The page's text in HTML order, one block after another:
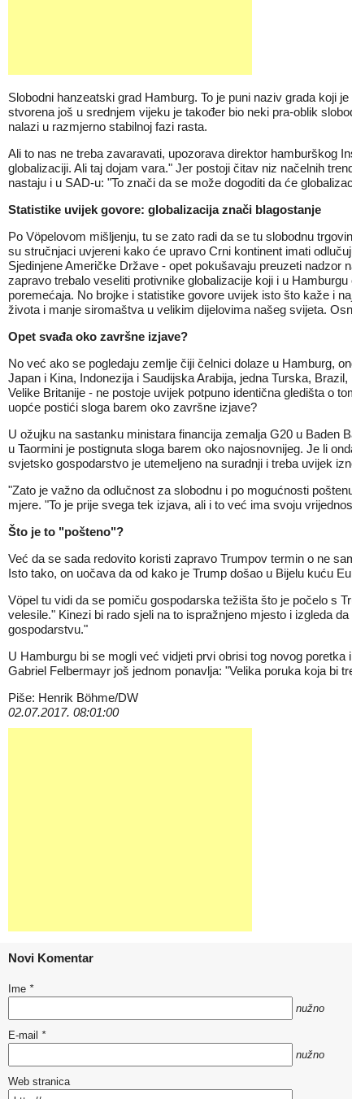
Slobodni hanzeatski grad Hamburg. To je puni naziv grada koji
stvorena još u srednjem vijeku je također bio neki pra-oblik
nalazi u razmjerno stabilnoj fazi rasta.
Ali to nas ne treba zavaravati, upozorava direktor hamburškog
globalizaciji. Ali taj dojam vara." Jer postoji čitav niz načelnih
nastaju i u SAD-u: "To znači da se može dogoditi da će
Statistike uvijek govore: globalizacija znači blagostanje
Po Vöpelovom mišljenju, tu se zato radi da se tu slobodnu
su stručnjaci uvjereni kako će upravo Crni kontinent imati
Sjedinjene Američke Države - opet pokušavaju preuzeti nadzor
zapravo trebalo veseliti protivnike globalizacije koji i u
poremećaja. No brojke i statistike govore uvijek isto što kaže i
života i manje siromaštva u velikim dijelovima našeg svijeta.
Opet svađa oko završne izjave?
No već ako se pogledaju zemlje čiji čelnici dolaze u Hamburg,
Japan i Kina, Indonezija i Saudijska Arabija, jedna Turska,
Velike Britanije - ne postoje uvijek potpuno identična gledišta o
uopće postići sloga barem oko završne izjave?
U ožujku na sastanku ministara financija zemalja G20 u Baden
u Taormini je postignuta sloga barem oko najosnovnijeg. Je li
svjetsko gospodarstvo je utemeljeno na suradnji i treba uvijek
"Zato je važno da odlučnost za slobodnu i po mogućnosti
mjere. "To je prije svega tek izjava, ali i to već ima svoju
Što je to "pošteno"?
Već da se sada redovito koristi zapravo Trumpov termin o ne
Isto tako, on uočava da od kako je Trump došao u Bijelu kuću
Vöpel tu vidi da se pomiču gospodarska težišta što je počelo s
velesile." Kinezi bi rado sjeli na to ispražnjeno mjesto i izgleda
gospodarstvu."
U Hamburgu bi se mogli već vidjeti prvi obrisi tog novog
Gabriel Felbermayr još jednom ponavlja: "Velika poruka koja bi
Piše: Henrik Böhme/DW
02.07.2017. 08:01:00
Novi Komentar
Ime *
nužno
E-mail *
nužno
Web stranica